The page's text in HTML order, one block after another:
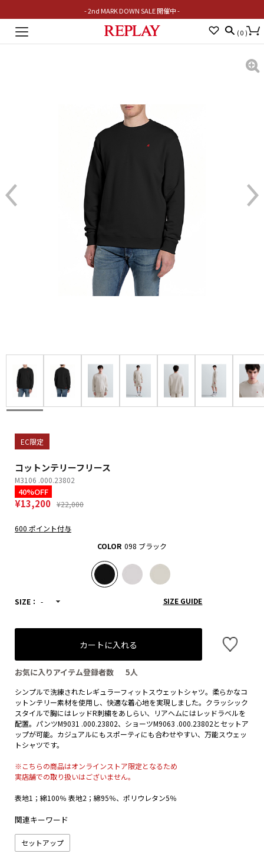
- 2nd MARK DOWN SALE 開催中 -
Toggle
( 0 )
EC限定
コットンテリーフリース
M3106 .000.23802
40%OFF
¥13,200 ¥22,000
600 ポイント付与
COLOR 098 ブラック
SIZE： - SIZE GUIDE
カートに入れる
お気に入りアイテム登録者数 5人
シンプルで洗練されたレギュラーフィットスウェットシャツ。柔らかなコ
ットンテリー素材を使用し、快適な着心地を実現しました。クラッシック
スタイルで胸にはレッドR刺繍をあしらい、リアヘムにはレッドラベルを
配置。パンツM9031 .000.23802、ショーツM9063 .000.23802とセットア
ップが可能。カジュアルにもスポーティにも合わせやすい、万能スウェッ
トシャツです。
※こちらの商品はオンラインストア限定となるため
実店舗での取り扱いはございません。
表地1；綿100％ 表地2；綿95％、ポリウレタン5％
関連キーワード
セットアップ